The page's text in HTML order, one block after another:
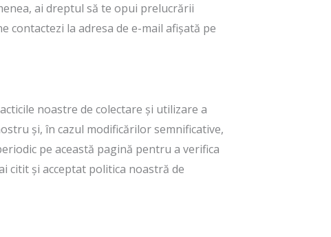
ai dreptul să te opui prelucrării
la adresa de e-mail afișată pe
noastre de colectare și utilizare a
și, în cazul modificărilor semnificative,
pe această pagină pentru a verifica
citit și acceptat politica noastră de